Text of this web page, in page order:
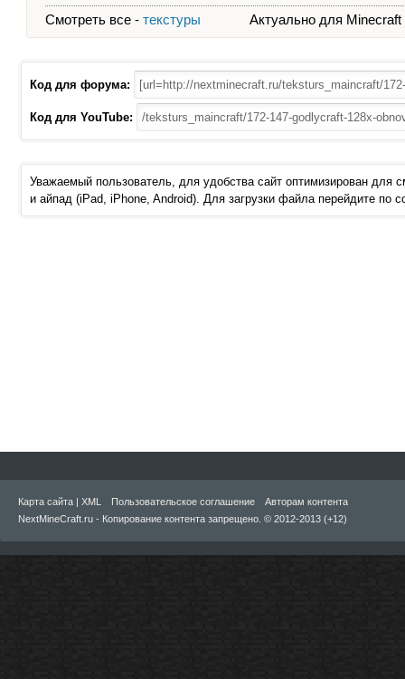
Смотреть все - текстуры Актуально для
Код для форума:
Код для YouTube:
Уважаемый пользователь, для удобства сайт оптимизирован для
и айпад (iPad, iPhone, Android). Для загрузки файла перейдите по
Карта сайта | XML Пользовательское соглашение
Авторам контента
NextMineCraft.ru - Копирование контента запрещено. © 2012-2013 (+12)